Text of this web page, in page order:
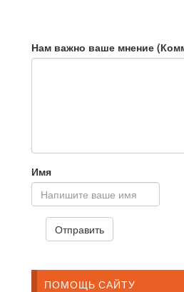
Нам важно ваше мнение
Имя
ПОМОЩЬ САЙТУ